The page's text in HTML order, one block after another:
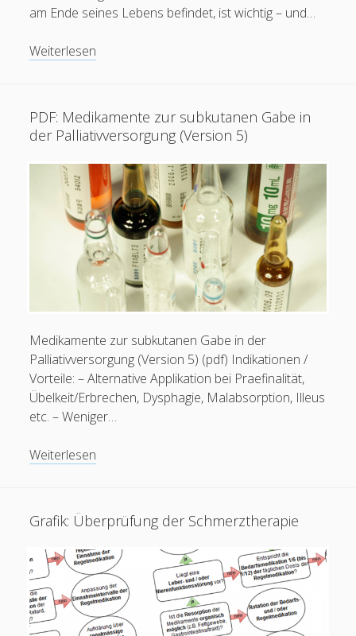
Feeds
Anmelden
Eintrags-Feed
Kommentar-Feed
am Ende seines Lebens befindet, ist wichtig – und…
Weiterlesen
nahenden
Todes
(Version
2)
PDF: Medikamente zur subkutanen Gabe in
der Palliativversorgung (Version 5)
Medikamente zur subkutanen Gabe in der
Palliativversorgung (Version 5) (pdf) Indikationen /
Vorteile: – Alternative Applikation bei Praefinalität,
Übelkeit/Erbrechen, Dysphagie, Malabsorption, Illeus
etc. – Weniger…
Weiterlesen
subkutanen
Gabe
in
der
Palliativversorgung
(Version
5)
Grafik: Überprüfung der Schmerztherapie